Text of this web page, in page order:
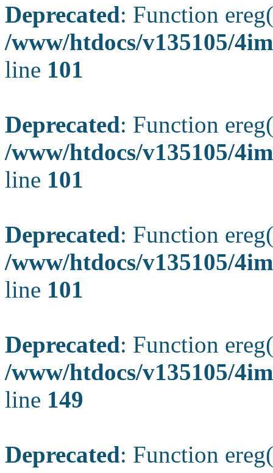
Deprecated: Function
/www/htdocs/v135105/
line 101
Deprecated: Function
/www/htdocs/v135105/
line 101
Deprecated: Function
/www/htdocs/v135105/
line 101
Deprecated: Function
/www/htdocs/v135105/
line 149
Deprecated: Function